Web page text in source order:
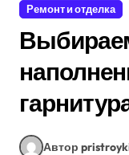
Ремонт и отделка
Автор